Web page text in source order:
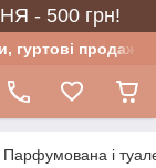
- 500 грн!
гуртові продажі
Парфумована і